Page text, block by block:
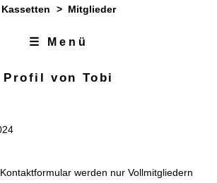
Kassetten > Mitglieder
☰ Menü
Profil von Tobi
werden nur Vollmitgliedern